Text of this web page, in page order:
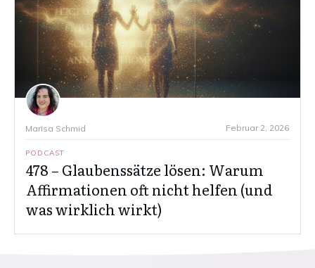
Marisa Schmid Februar 2, 2026
PODCAST
478 – Glaubenssätze lösen: Warum
Affirmationen oft nicht helfen (und
was wirklich wirkt)